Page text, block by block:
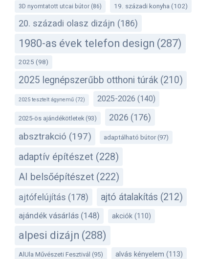
3D nyomtatott utcai bútor (86) 19. századi konyha (102)
20. századi olasz dizájn (186)
1980-as évek telefon design (287)
2025 (98)
2025 legnépszerűbb otthoni túrák (210)
2025 tesztelt ágynemű (72) 2025-2026 (140)
2025-ös ajándékötletek (93) 2026 (176)
absztrakció (197) adaptálható bútor(97)
adaptív építészet (228)
AI belsőépítészet (222)
ajtófelújítás (178) ajtó átalakítás (212)
ajándék vásárlás (148) akciók (110)
alpesi dizájn (288)
AlUla Művészeti Fesztivál (95) alvás kényelem (113)